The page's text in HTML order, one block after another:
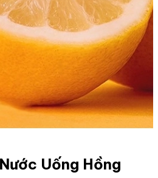
Uống Hồng